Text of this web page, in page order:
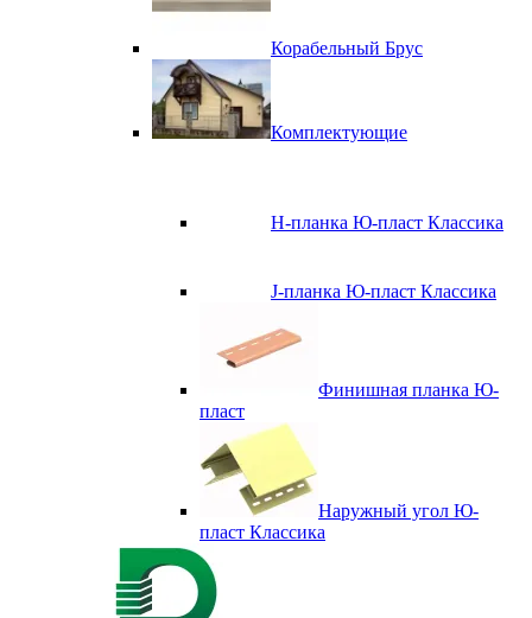
Корабельный Брус
Комплектующие
H-планка Ю-пласт Классика
J-планка Ю-пласт Классика
Финишная планка Ю-
пласт
Наружный угол Ю-
пласт Классика